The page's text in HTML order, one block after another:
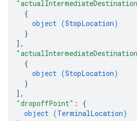
{
object (StopLocation)
}
] ,
{
object (StopLocation)
}
] ,
"dropoffPoint" : {
object (TerminalLocation)